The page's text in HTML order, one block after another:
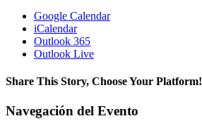
Google Calendar
iCalendar
Outlook 365
Outlook Live
Share This Story, Choose Your Platform!
Facebook
X
Reddit
LinkedIn
WhatsApp
Telegram
Tumblr
Pinterest
Vk
Xing
Correo
electrónico
Navegación del Evento